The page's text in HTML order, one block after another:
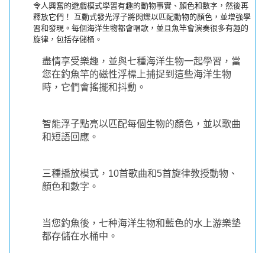
令人興奮的遊戲模式學習有趣的動物事實、顏色和數字，然後再
釋放它們！ 互動式發光浮子將閃爍以匹配動物的顏色，並增強學
習和發現。每個海洋生物都會唱歌，並且魚竿會演奏很多有趣的
旋律，包括存儲桶。
盡情享受樂趣，並與七種海洋生物一起學習，當
您在釣魚竿的磁性浮標上捕捉到這些海洋生物
時，它們會搖擺和抖動。
智能浮子點亮以匹配每個生物的顏色，並以歌曲
和短語回應。
三種播放模式，10首歌曲和5首旋律教授動物、
顏色和數字。
当您釣魚後，七种海洋生物和藍色的水上游樂墊
都存儲在水桶中。